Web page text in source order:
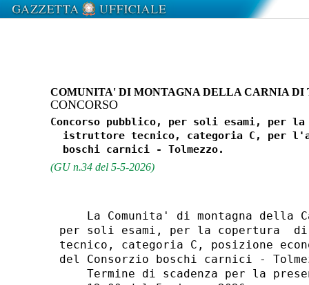
COMUNITA' DI MONTAGNA DELLA CARNIA DI
CONCORSO
Concorso pubblico, per soli esami, per
istruttore tecnico, categoria C, per
(GU n.34 del 5-5-2026)
La Comunita' di montagna della
per soli esami, per la copertura
tecnico, categoria C, posizione
del Consorzio boschi carnici -
Termine di scadenza per la